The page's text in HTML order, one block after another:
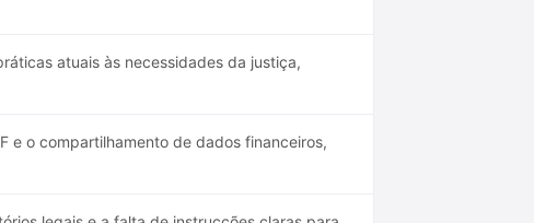
atuais às necessidades da justiça,
e o compartilhamento de dados financeiros,